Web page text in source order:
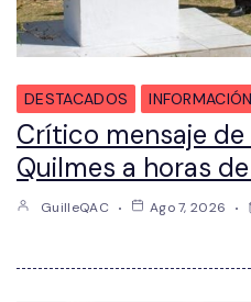
DESTACADOS
Crítico mensaje de
Quilmes a horas
GuilleQAC Ago 7, 2026